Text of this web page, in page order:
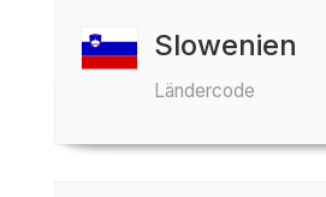
Slowenien
Ländercode